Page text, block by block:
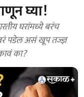
घ्या!
पडेल असं खूप तज्ज्ञ
का?